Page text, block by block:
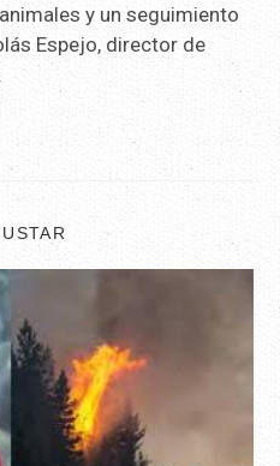
y un seguimiento
Espejo, director de